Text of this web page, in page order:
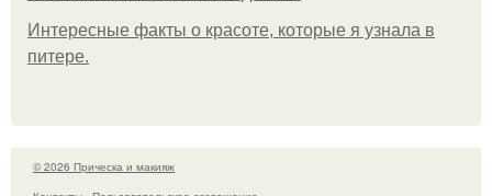
Интересные факты о красоте, которые я узнала в
питере.
© 2026 Прическа и макияж